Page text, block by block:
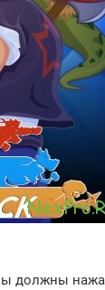
должны